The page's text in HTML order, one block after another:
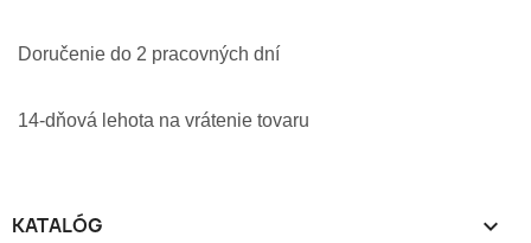
Doručenie do 2 pracovných dní
14-dňová lehota na vrátenie tovaru
KATALÓG 